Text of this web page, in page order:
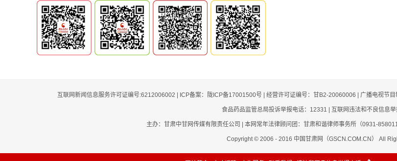
互联网新闻信息服务许可证编号:6212006002 | ICP备案：陇ICP备17001500号 | 经营许可证编号：甘B2-20060006 | 广播电视节
食品药品监管总局投诉举报电话：12331 | 互联网违法和不良信息
主办：甘肃中甘网传媒有限责任公司 | 本网常年法律顾问团：甘肃和谐律师事务所（0931-
Copyright © 2006 - 2016 中国甘肃网（GSCN.COM.CN） All